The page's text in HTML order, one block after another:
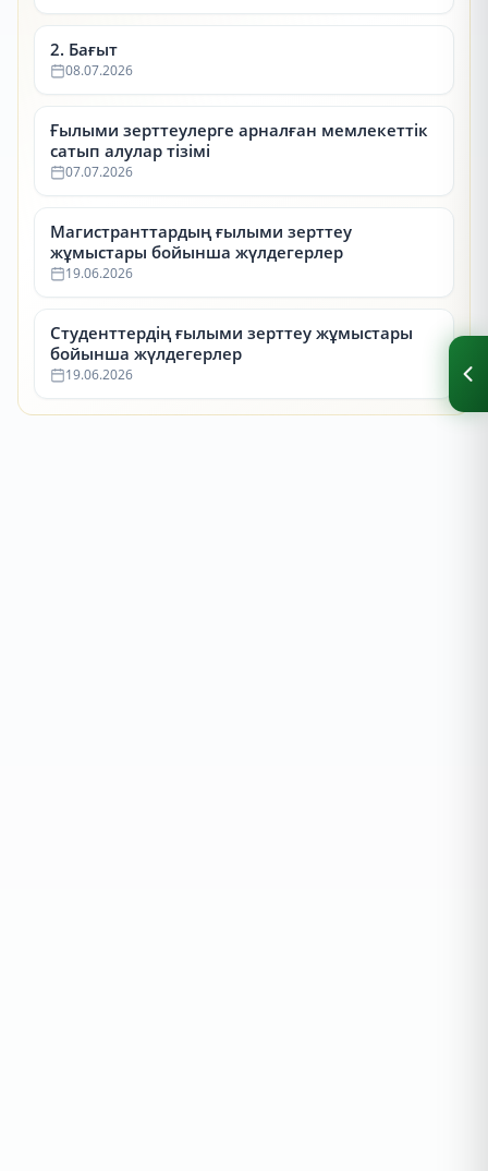
2. Бағыт
08.07.2026
Ғылыми зерттеулерге арналған мемлекеттік
сатып алулар тізімі
07.07.2026
Магистранттардың ғылыми зерттеу
жұмыстары бойынша жүлдегерлер
19.06.2026
Студенттердің ғылыми зерттеу жұмыстары
бойынша жүлдегерлер
19.06.2026